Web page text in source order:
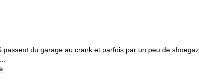
passent du garage au crank et parfois par un peu de